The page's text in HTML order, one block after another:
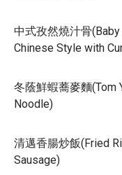
中式孜然燒汁骨
Chinese Style with
冬蔭鮮蝦蕎麥麵(Tom
Noodle)
清邁香腸炒飯(Fried
Sausage)